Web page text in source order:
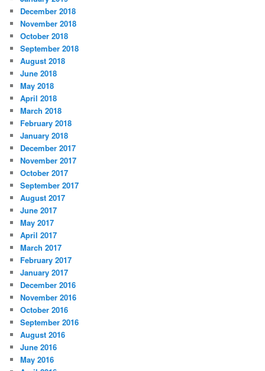
December 2018
November 2018
October 2018
September 2018
August 2018
June 2018
May 2018
April 2018
March 2018
February 2018
January 2018
December 2017
November 2017
October 2017
September 2017
August 2017
June 2017
May 2017
April 2017
March 2017
February 2017
January 2017
December 2016
November 2016
October 2016
September 2016
August 2016
June 2016
May 2016